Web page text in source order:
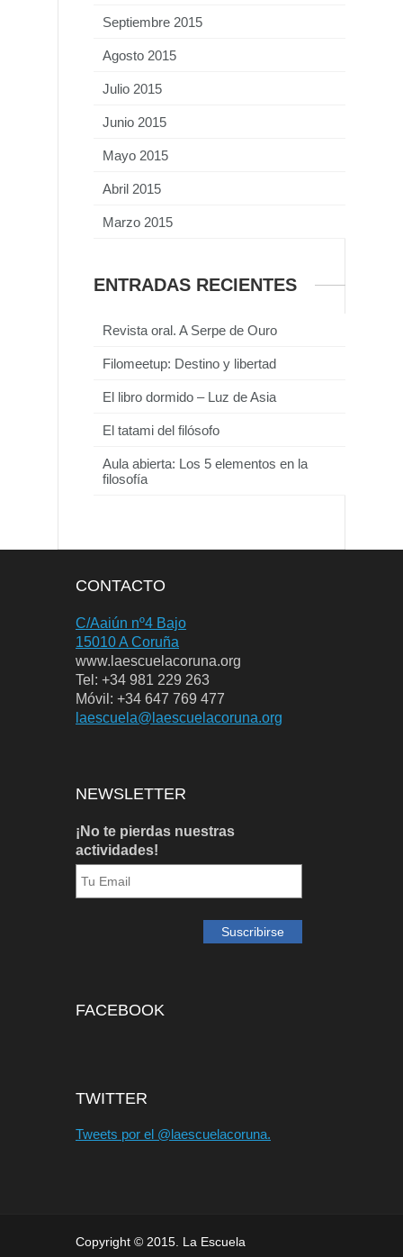
Septiembre 2015
Agosto 2015
Julio 2015
Junio 2015
Mayo 2015
Abril 2015
Marzo 2015
ENTRADAS RECIENTES
Revista oral. A Serpe de Ouro
Filomeetup: Destino y libertad
El libro dormido – Luz de Asia
El tatami del filósofo
Aula abierta: Los 5 elementos en la
filosofía
CONTACTO
C/Aaiún nº4 Bajo
15010 A Coruña
www.laescuelacoruna.org
Tel: +34 981 229 263
Móvil: +34 647 769 477
laescuela@laescuelacoruna.org
NEWSLETTER
¡No te pierdas nuestras
actividades!
FACEBOOK
TWITTER
Tweets por el @laescuelacoruna.
Copyright © 2015. La Escuela